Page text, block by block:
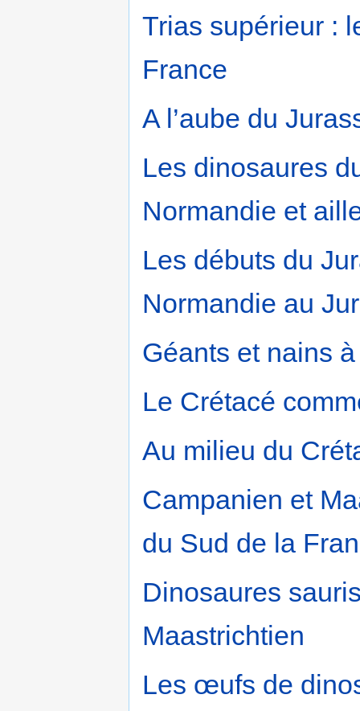
Trias supérieur :
France
A l’aube du
Les dinosaures
Normandie et
Les débuts du
Normandie au
Géants et nains
Le Crétacé
Au milieu du
Campanien et
du Sud de la
Dinosaures
Maastrichtien
Les œufs de